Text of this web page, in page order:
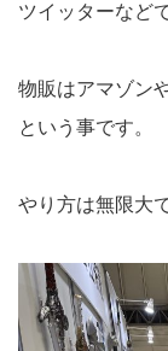
ツイッターなど
物販はアマゾン
という事です。
やり方は無限大